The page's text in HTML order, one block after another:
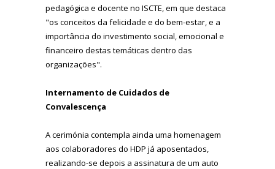
pedagógica e docente no ISCTE, em que destaca
"os conceitos da felicidade e do bem-estar, e a
importância do investimento social, emocional e
financeiro destas temáticas dentro das
organizações".
Internamento de Cuidados de
Convalescença
A cerimónia contempla ainda uma homenagem
aos colaboradores do HDP já aposentados,
realizando-se depois a assinatura de um auto